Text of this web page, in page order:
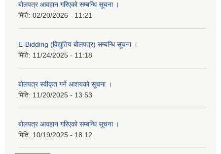
बोलपत्र आवहान गरिएको सम्बन्धि सूचना ।
मिति: 02/20/2026 - 11:21
E-Bidding (विद्युतिय बोलपत्र) सम्बन्धि सूचना ।
मिति: 11/24/2025 - 11:18
बोलपत्र स्वीकृत गर्ने आशयको सूचना ।
मिति: 11/20/2025 - 13:53
बोलपत्र आवहान गरिएको सम्बन्धि सूचना ।
मिति: 10/19/2025 - 18:12